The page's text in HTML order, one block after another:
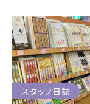
スタッフ日誌